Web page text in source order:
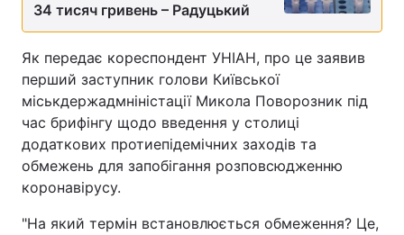
34 тисяч гривень – Радуцький
Як передає кореспондент УНІАН, про це заявив
перший заступник голови Київської
міськдержадмніністації Микола Поворозник під
час брифінгу щодо введення у столиці
додаткових протиепідемічних заходів та
обмежень для запобігання розповсюдженню
коронавірусу.
"На який термін встановлюється обмеження? Це,